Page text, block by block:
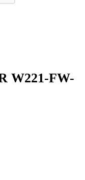
W221-FW-